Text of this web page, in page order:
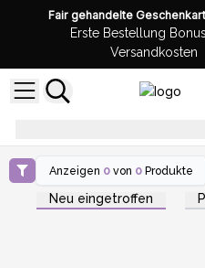
Fair gehandelte
Erste Bestellung Bonus
Versandkosten
Anzeigen 0 von 0 Produkte
Neu eingetroffen